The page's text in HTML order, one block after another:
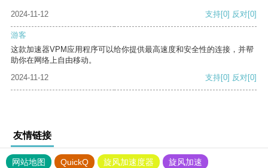
2024-11-12 支持[0] 反对[0]
游客
这款加速器VPM应用程序可以给你提供最高速度和安全性的连接，并帮
助你在网络上自由移动。
2024-11-12
支持[0] 反对[0]
友情链接
网站地图 QuickQ 旋风加速度器
旋风加速